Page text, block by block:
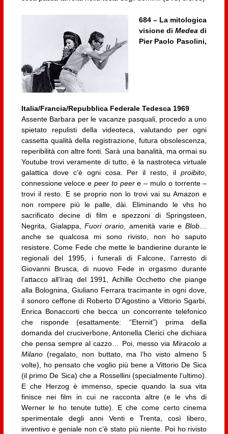
684 – La mitologica
visione diMedeadi
Pier Paolo Pasolini,
Italia/Francia/Repubblica Federale Tedesca 1969
Assente Barbara per le vacanze pasquali, procedo a uno
spietato repulisti della videoteca, valutando per ogni
cassetta qualità della registrazione, futura obsolescenza,
reperibilità con altre fonti. Sarà una banalità, ma ormai su
Youtube trovi veramente di tutto, è la nastroteca virtuale
galattica dove c’è ogni cosa. Per il resto, ilproibito,
connessione veloce epeer to peere – mulo o torrente –
trovi il resto. E se proprio non lo trovi vai su Amazon e
non rompere più le palle, dài. Eliminando le vhs ho
sacrificato decine di film e spezzoni di Springsteen,
Negrita, Gialappa,Fuori orario, amenità varie eBlob…
anche se qualcosa mi sono rivisto, non ho saputo
resistere. Come Fede che mette le bandierine durante le
regionali del 1995, i funerali di Falcone, l’arresto di
Giovanni Brusca, di nuovo Fede in orgasmo durante
l’attacco all’Iraq del 1991, Achille Occhetto che piange
alla Bolognina, Giuliano Ferrara tracimante in ogni dove,
il sonoro ceffone di Roberto D’Agostino a Vittorio Sgarbi,
Enrica Bonaccorti che becca un concorrente telefonico
che risponde (esattamente: “Eternit”) prima della
domanda del cruciverbone, Antonella Clerici che dichiara
che pensa sempre al cazzo… Poi, messo viaMiracolo a
Milano(regalato, non buttato, ma l’ho visto almeno 5
volte), ho pensato che voglio più bene a Vittorio De Sica
(il primo De Sica) che a Rossellini (specialmente l’ultimo).
E che Herzog è immenso, specie quando la sua vita
finisce nei film in cui ne racconta altre (e le vhs di
Werner le ho tenute tutte). E che come certo cinema
sperimentale degli anni Venti e Trenta, così libero,
inventivo e geniale non c’è stato più niente. Poi ho rivisto